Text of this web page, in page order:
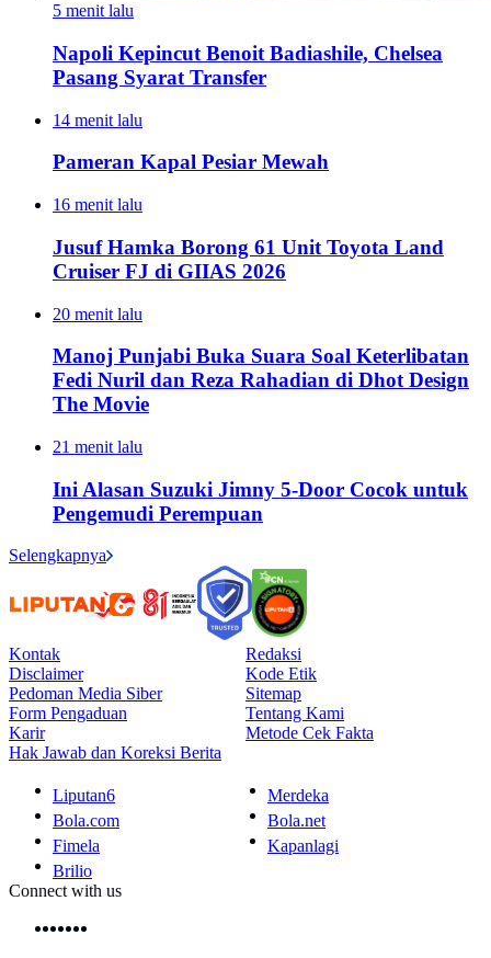
5 menit lalu
Napoli Kepincut Benoit Badiashile, Chelsea
Pasang Syarat Transfer
14 menit lalu
Pameran Kapal Pesiar Mewah
16 menit lalu
Jusuf Hamka Borong 61 Unit Toyota Land
Cruiser FJ di GIIAS 2026
20 menit lalu
Manoj Punjabi Buka Suara Soal Keterlibatan
Fedi Nuril dan Reza Rahadian di Dhot Design
The Movie
21 menit lalu
Ini Alasan Suzuki Jimny 5-Door Cocok untuk
Pengemudi Perempuan
Selengkapnya
Kontak
Redaksi
Disclaimer
Kode Etik
Pedoman Media Siber
Sitemap
Form Pengaduan
Tentang Kami
Karir
Metode Cek Fakta
Hak Jawab dan Koreksi Berita
Liputan6
Merdeka
Bola.com
Bola.net
Fimela
Kapanlagi
Brilio
Connect with us